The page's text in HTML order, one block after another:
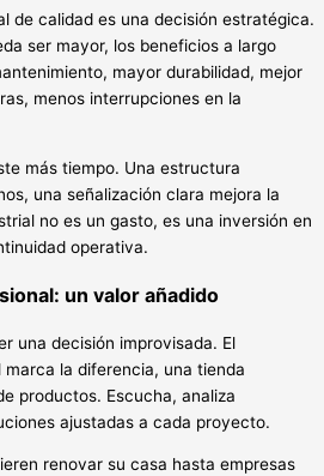
de calidad es una decisión estratégica.
ser mayor, los beneficios a largo
mayor durabilidad, mejor
menos interrupciones en la
más tiempo. Una estructura
una señalización clara mejora la
no es un gasto, es una inversión en
operativa.
un valor añadido
una decisión improvisada. El
la diferencia, una tienda
productos. Escucha, analiza
ajustadas a cada proyecto.
renovar su casa hasta empresas